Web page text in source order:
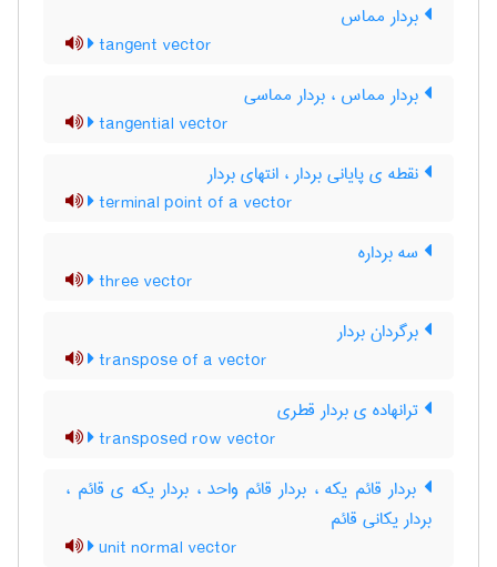
بردار مماس
tangent vector
بردار مماس ، بردار مماسی
tangential vector
نقطه ی پایانی بردار ، انتهای بردار
terminal point of a vector
سه برداره
three vector
برگردان بردار
transpose of a vector
ترانهاده ی بردار قطری
transposed row vector
بردار قائم یکه ، بردار قائم واحد ، بردار یکه ی قائم ،
بردار یکانی قائم
unit normal vector